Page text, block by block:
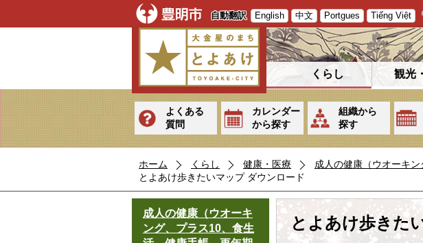
自動翻訳 English 中文 Portgues Tiếng Việt
くらし 観光
よくある
質問
カレンダー
から探す
組織から
探す
ホーム くらし 健康・医療
成人の健康（ウオーキ
とよあけ歩きたいマップ ダウンロード
成人の健康（ウオーキ
ング、プラス10、食生
とよあけ歩きた